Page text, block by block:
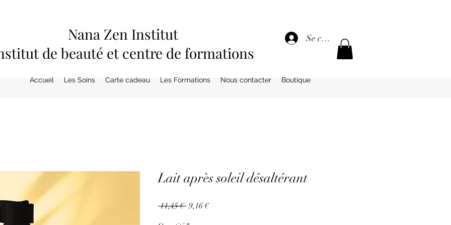
Nana Zen Institut
de beauté et centre de formations
Se connecter
Accueil Les Soins Carte cadeau Les Formations Nous contacter Boutique
Lait après soleil désaltérant
11,45 € Prix
9,16 €Prix